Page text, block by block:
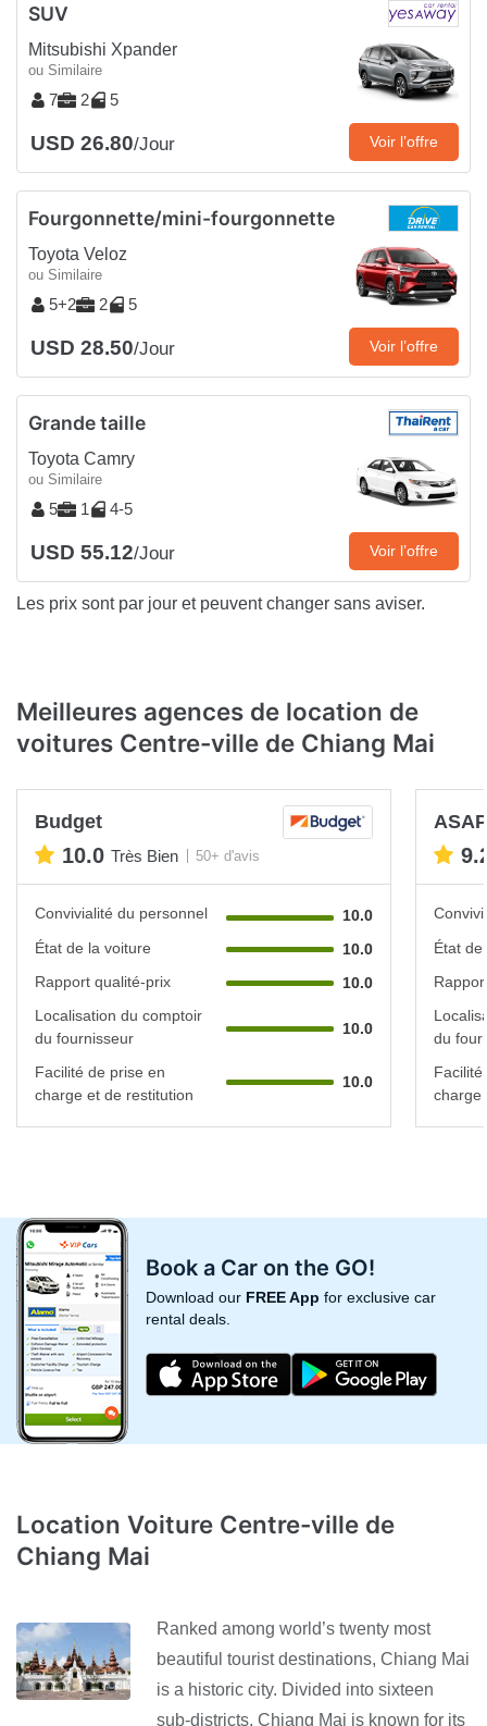
SUV
Mitsubishi Xpander
ou Similaire
7 2 5
USD 26.80/Jour Voir l’offre
Fourgonnette/mini-fourgonnette
Toyota Veloz
ou Similaire
5+2 2 5
USD 28.50/Jour Voir l’offre
Grande taille
Toyota Camry
ou Similaire
5 1 4-5
USD 55.12/Jour Voir l’offre
Les prix sont par jour et peuvent changer sans aviser.
Meilleures agences de location de
voitures Centre-ville de Chiang Mai
Budget
10.0 Très Bien 50+ d'avis
Convivialité du personnel
10.0
État de la voiture
10.0
Rapport qualité-prix
10.0
Localisation du comptoir
du fournisseur
10.0
Facilité de prise en
charge et de restitution
10.0
État
du
charge
Book a Car on the GO!
Download our FREE App for exclusive car
rental deals.
Location Voiture Centre-ville de
Chiang Mai
Ranked among world’s twenty most
beautiful tourist destinations, Chiang Mai
is a historic city. Divided into sixteen
sub-districts, Chiang Mai is known for its